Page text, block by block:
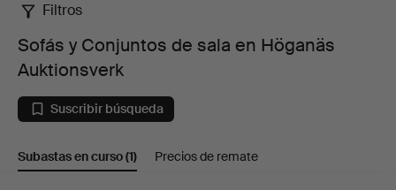
Sofás
Conjuntos
de
Filtros
Sofás y Conjuntos de sala en Höganäs
Auktionsverk
Suscribir búsqueda
Subastas en curso(1) Precios de remate